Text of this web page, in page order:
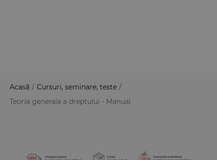
Acasă / Cursuri, seminare, teste /
Teoria generala a dreptului - Manual